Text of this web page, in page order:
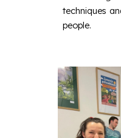
techniques
people.